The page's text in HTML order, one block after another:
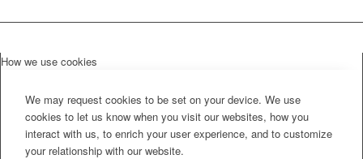
How we use cookies
We may request cookies to be set on your device. We use
cookies to let us know when you visit our websites, how you
interact with us, to enrich your user experience, and to customize
your relationship with our website.